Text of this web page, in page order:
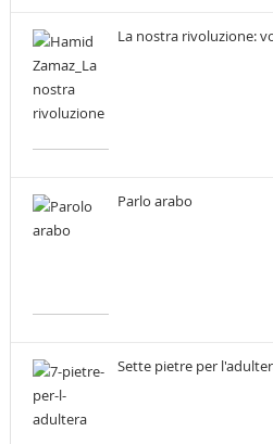
La nostra rivoluzione:
Parlo arabo
Sette pietre per